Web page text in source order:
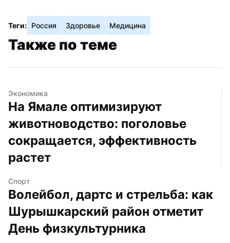
Теги: Россия Здоровье Медицина
Также по теме
Экономика
На Ямале оптимизируют
животноводство: поголовье
сокращается, эффективность
растет
Спорт
Волейбол, дартс и стрельба: как
Шурышкарский район отметит
День физкультурника